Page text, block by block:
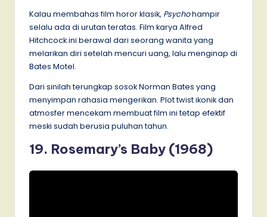
Kalau membahas film horor klasik, Psychohampir
selalu ada di urutan teratas. Film karya Alfred
Hitchcock ini berawal dari seorang wanita yang
melarikan diri setelah mencuri uang, lalu menginap di
Bates Motel.
Dari sinilah terungkap sosok Norman Bates yang
menyimpan rahasia mengerikan. Plot twist ikonik dan
atmosfer mencekam membuat film ini tetap efektif
meski sudah berusia puluhan tahun.
19. Rosemary’s Baby (1968)